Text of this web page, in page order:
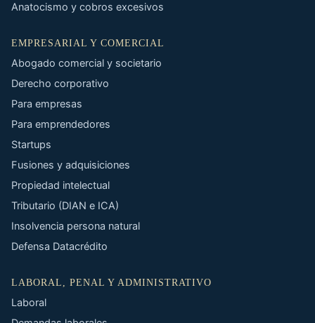
Anatocismo y cobros excesivos
EMPRESARIAL Y COMERCIAL
Abogado comercial y societario
Derecho corporativo
Para empresas
Para emprendedores
Startups
Fusiones y adquisiciones
Propiedad intelectual
Tributario (DIAN e ICA)
Insolvencia persona natural
Defensa Datacrédito
LABORAL, PENAL Y ADMINISTRATIVO
Laboral